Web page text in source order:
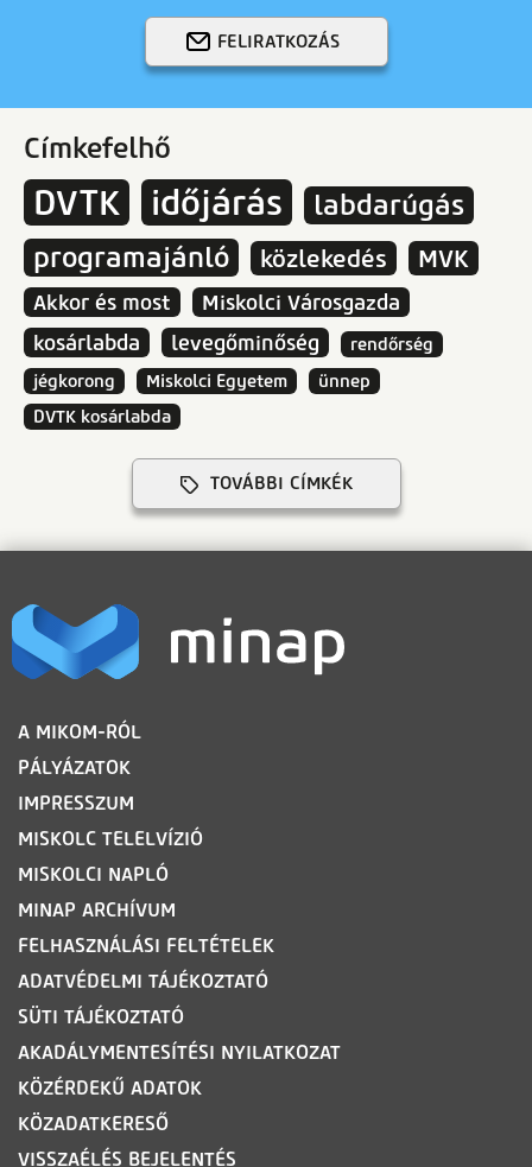
FELIRATKOZÁS
Címkefelhő
DVTK időjárás
labdarúgás
programajánló
közlekedés MVK
Akkor és most
Miskolci Városgazda
kosárlabda
levegőminőség
rendőrség
jégkorong
Miskolci Egyetem
ünnep
DVTK kosárlabda
TOVÁBBI CÍMKÉK
LÁBLÉC
A MIKOM-RÓL
PÁLYÁZATOK
IMPRESSZUM
MISKOLC TELELVÍZIÓ
MISKOLCI NAPLÓ
MINAP ARCHÍVUM
FELHASZNÁLÁSI FELTÉTELEK
ADATVÉDELMI TÁJÉKOZTATÓ
SÜTI TÁJÉKOZTATÓ
AKADÁLYMENTESÍTÉSI NYILATKOZAT
KÖZÉRDEKŰ ADATOK
KÖZADATKERESŐ
VISSZAÉLÉS BEJELENTÉS